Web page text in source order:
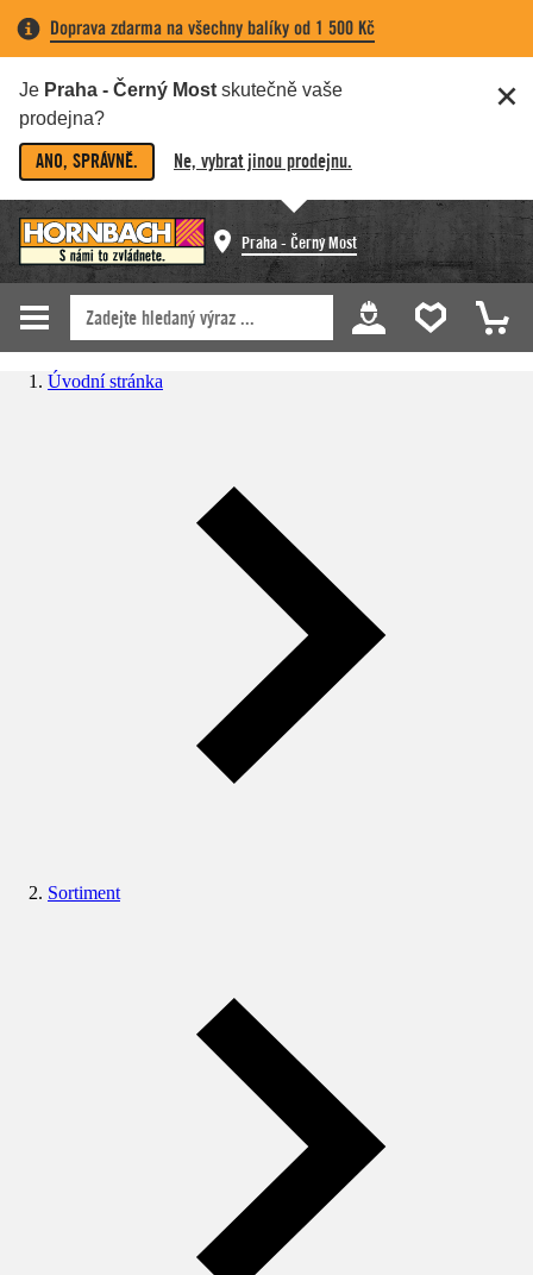
Doprava zdarma na všechny balíky od 1 500 Kč
Je Praha - Černý Most skutečně vaše
prodejna?
ANO, SPRÁVNĚ. Ne, vybrat jinou prodejnu.
Praha - Černý Most
Úvodní stránka
Sortiment